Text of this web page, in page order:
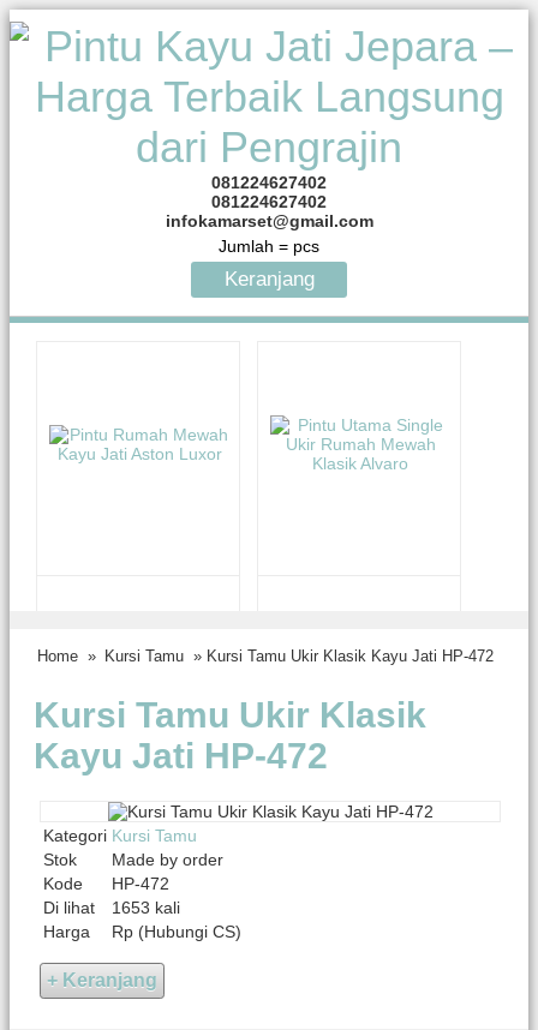
081224627402
081224627402
infokamarset@gmail.com
Jumlah = pcs
Keranjang
Home » Kursi Tamu » Kursi Tamu Ukir Klasik Kayu Jati HP-472
Kursi Tamu Ukir Klasik
Kayu Jati HP-472
Kategori Kursi Tamu
Stok
Made by order
Kode
HP-472
Di lihat
1653 kali
Harga
Rp (Hubungi CS)